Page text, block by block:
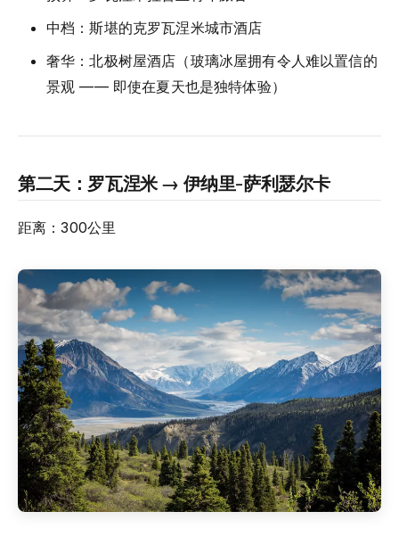
中档：斯堪的克罗瓦涅米城市酒店
奢华：北极树屋酒店（玻璃冰屋拥有令人难以置信的
景观 —— 即使在夏天也是独特体验）
第二天：罗瓦涅米 → 伊纳里-萨利瑟尔卡
距离：300公里